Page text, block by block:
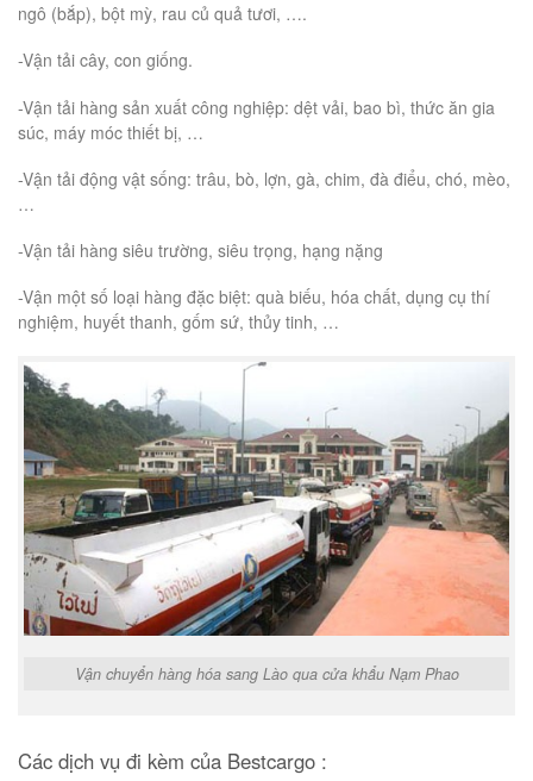
ngô (bắp), bột mỳ, rau củ quả tươi, ….
-Vận tải cây, con giống.
-Vận tải hàng sản xuất công nghiệp: dệt vải, bao bì, thức ăn gia
súc, máy móc thiết bị, …
-Vận tải động vật sống: trâu, bò, lợn, gà, chim, đà điểu, chó, mèo,
…
-Vận tải hàng siêu trường, siêu trọng, hạng nặng
-Vận một số loại hàng đặc biệt: quà biếu, hóa chất, dụng cụ thí
nghiệm, huyết thanh, gốm sứ, thủy tinh, …
Vận chuyển hàng hóa sang Lào qua cửa khẩu Nạm Phao
Các dịch vụ đi kèm của Bestcargo :